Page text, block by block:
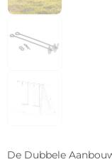
De Dubbele